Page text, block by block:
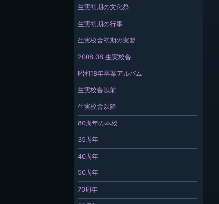
生実初期の文化祭
生実初期の行事
生実校舎初期の実習
2008.08 生実校舎
昭和18年卒業アルバム
生実校舎以前
生実校舎以降
80周年の本校
35周年
40周年
50周年
70周年